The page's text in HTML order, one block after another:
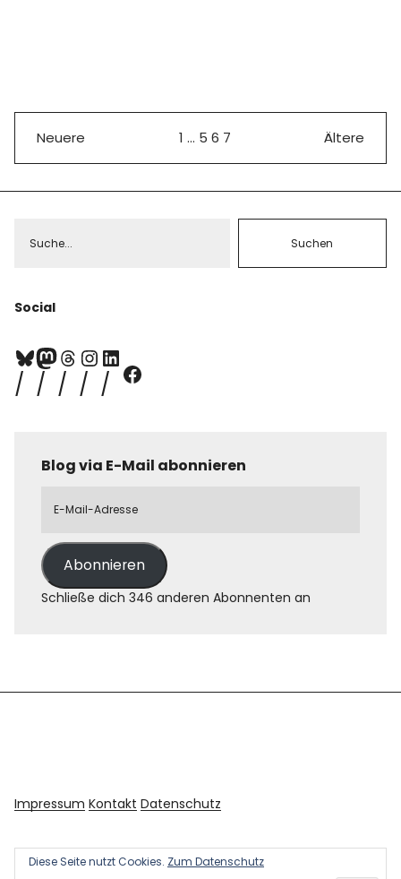
Neuere 1 … 5 6 7 Ältere
Social
Blog via E-Mail abonnieren
Abonnieren
Schließe dich 346 anderen Abonnenten an
Impressum Kontakt Datenschutz
Diese Seite nutzt Cookies. Zum Datenschutz